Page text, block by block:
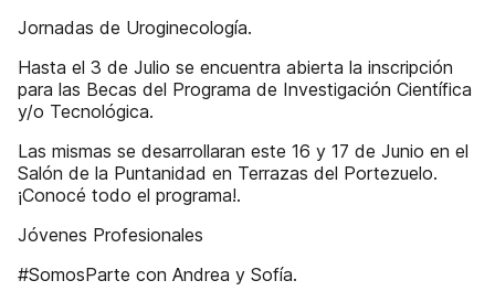
Jornadas de Uroginecología.
Hasta el 3 de Julio se encuentra abierta la inscripción
para las Becas del Programa de Investigación Científica
y/o Tecnológica.
Las mismas se desarrollaran este 16 y 17 de Junio en el
Salón de la Puntanidad en Terrazas del Portezuelo.
¡Conocé todo el programa!.
Jóvenes Profesionales
#SomosParte con Andrea y Sofía.